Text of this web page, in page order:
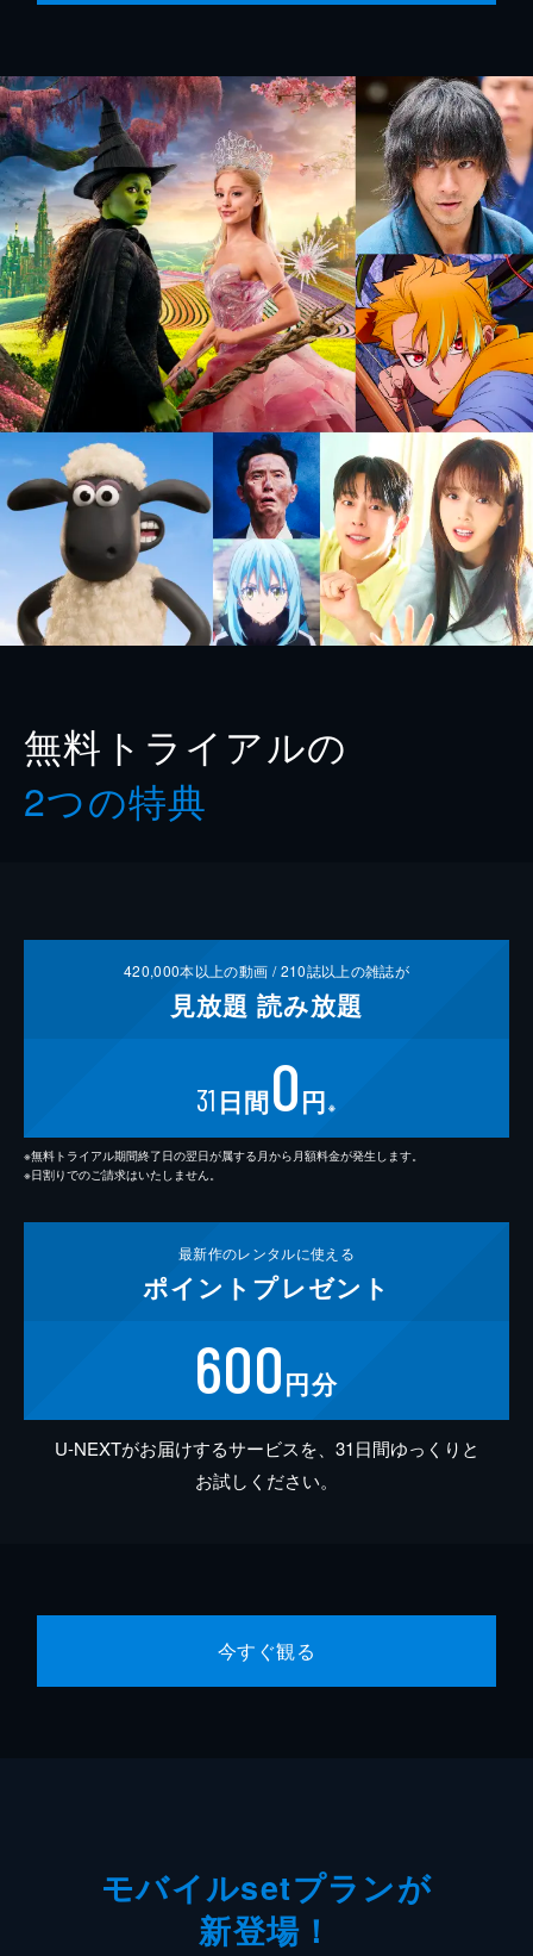
無料トライアルの
2つの特典
420,000本以上の動画 /210誌以上の雑誌が
見放題 読み放題
31 日間0円 ※
※無料トライアル期間終了日の翌日が属する月から月額料金が発生します。
※日割りでのご請求はいたしません。
最新作のレンタルに使える
ポイント プレゼント
600円分
U-NEXTがお届けするサービスを、31日間ゆっくりと
お試しください。
今すぐ観る
モバイルsetプランが
新登場！